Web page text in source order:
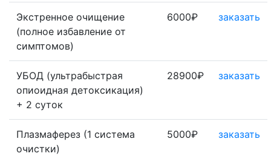
Экстренное очищение
(полное избавление от
симптомов)
6000₽ заказать
УБОД (ультрабыстрая
опиоидная детоксикация)
+ 2 суток
28900₽ заказать
Плазмаферез (1 система
очистки)
5000₽ заказать